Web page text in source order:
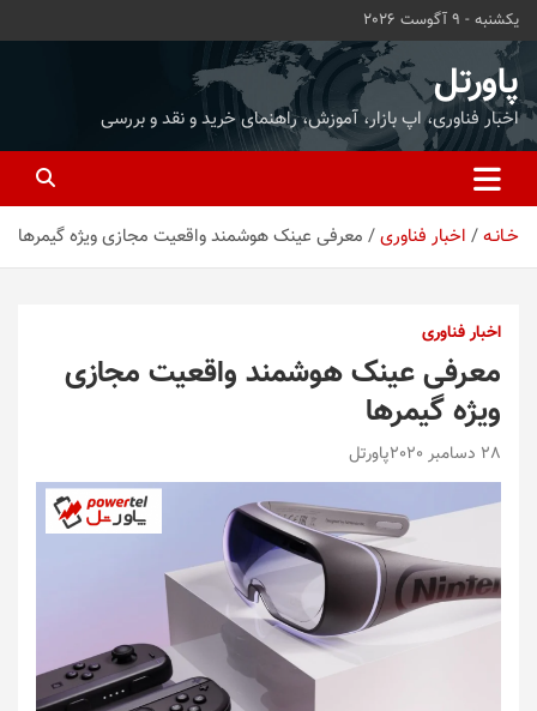
محتوا
بروید
یکشنبه - 9 آگوست 2026
پاورتل
اخبار فناوری، اپ بازار، آموزش، راهنمای خرید و نقد و بررسی
خـانـه اخبار فناوری معرفی عینک هوشمند واقعیت مجازی ویژه گیمرها
اخبار فناوری
معرفی عینک هوشمند واقعیت مجازی
ویژه گیمرها
28 دسامبر 2020 پاورتل